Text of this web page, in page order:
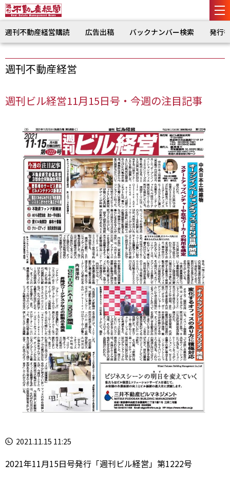
週刊不動産経営購読 広告出稿 バックナンバー検索 発行
週刊不動産経営
週刊ビル経営11月15日号・今週の注目記事
2021.11.15 11:25
2021年11月15日号発行「週刊ビル経営」第1222号